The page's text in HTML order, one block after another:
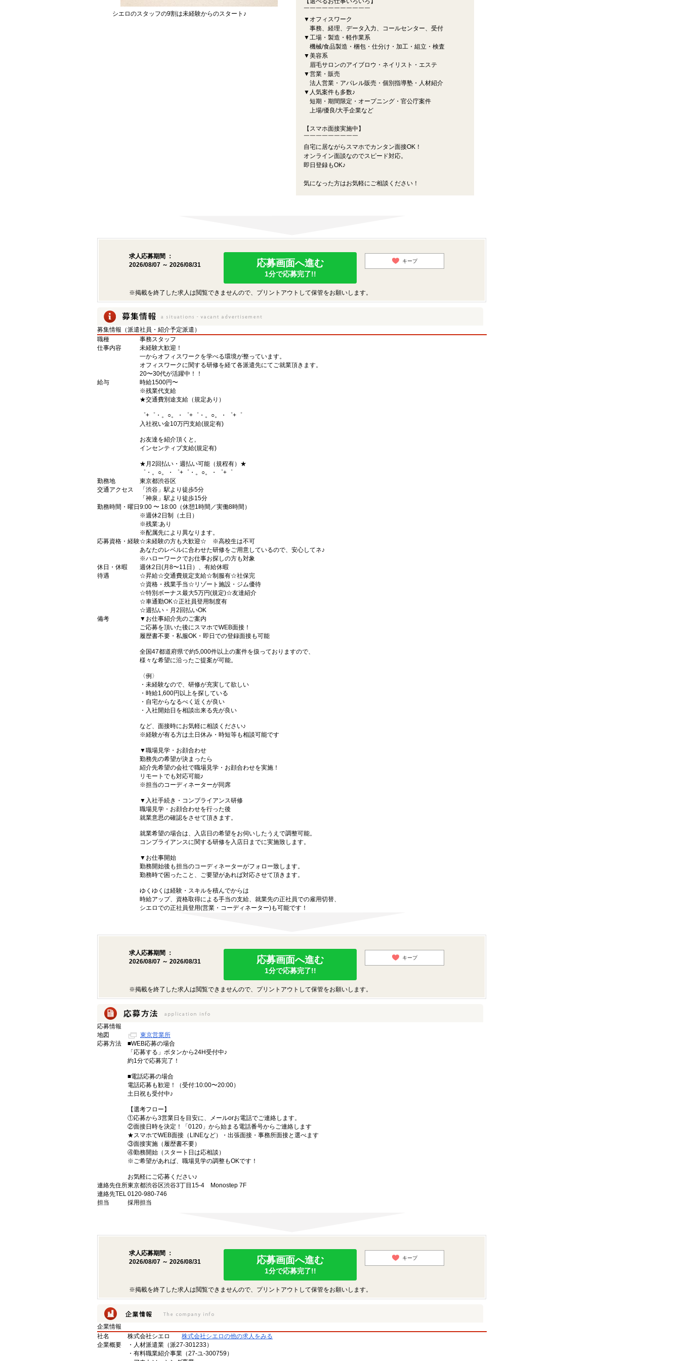
シエロのスタッフの9割は未経験からのスタート♪
￣￣￣￣￣￣￣￣￣￣￣
▼オフィスワーク
事務、経理、データ入力、コールセンター、受付
▼工場・製造・軽作業系
機械/食品製造・梱包・仕分け・加工・組立・検査
▼美容系
眉毛サロンのアイブロウ・ネイリスト・エステ
▼営業・販売
法人営業・アパレル販売・個別指導塾・人材紹介
▼人気案件も多数♪
短期・期間限定・オープニング・官公庁案件
上場/優良/大手企業など
【スマホ面接実施中】
￣￣￣￣￣￣￣￣￣
自宅に居ながらスマホでカンタン面接OK！
オンライン面談なのでスピード対応。
即日登録もOK♪
気になった方はお気軽にご相談ください！
求人応募期間 ：
2026/08/07 ～ 2026/08/31
応募画面へ進む
1分で応募完了!!
キープ
※掲載を終了した求人は閲覧できませんので、プリントアウトして保管をお願いします。
募集情報（派遣社員・紹介予定派遣）
職種
事務スタッフ
仕事内容
未経験大歓迎！
一からオフィスワークを学べる環境が整っています。
オフィスワークに関する研修を経て各派遣先にてご就業頂きます。
20〜30代が活躍中！！
給与
時給1500円〜
※残業代支給
★交通費別途支給（規定あり）
゜+゜・。○。・゜+゜・。○。・゜+゜
入社祝い金10万円支給(規定有)
お友達を紹介頂くと,
インセンティブ支給(規定有)
★月2回払い・週払い可能（規程有）★
゜・。○。・゜+゜・。○。・゜+゜
勤務地
東京都渋谷区
交通アクセス
「渋谷」駅より徒歩5分
「神泉」駅より徒歩15分
勤務時間・曜日 9:00 〜 18:00（休憩1時間／実働8時間）
※週休2日制（土日）
※残業:あり
※配属先により異なります。
応募資格・経験☆未経験の方も大歓迎☆ ※高校生は不可
あなたのレベルに合わせた研修をご用意しているので、安心してネ♪
※ハローワークでお仕事お探しの方も対象
休日・休暇
週休2日(月8〜11日）、有給休暇
待遇
☆昇給☆交通費規定支給☆制服有☆社保完
☆資格・残業手当☆リゾート施設・ジム優待
☆特別ボーナス最大5万円(規定)☆友達紹介
☆車通勤OK☆正社員登用制度有
☆週払い・月2回払いOK
備考
▼お仕事紹介先のご案内
ご応募を頂いた後にスマホでWEB面接！
履歴書不要・私服OK・即日での登録面接も可能
全国47都道府県で約5,000件以上の案件を扱っておりますので、
様々な希望に沿ったご提案が可能。
〈例〉
・未経験なので、研修が充実して欲しい
・時給1,600円以上を探している
・自宅からなるべく近くが良い
・入社開始日を相談出来る先が良い
など、面接時にお気軽に相談ください♪
※経験が有る方は土日休み・時短等も相談可能です
▼職場見学・お顔合わせ
勤務先の希望が決まったら
紹介先希望の会社で職場見学・お顔合わせを実施！
リモートでも対応可能♪
※担当のコーディネーターが同席
▼入社手続き・コンプライアンス研修
職場見学・お顔合わせを行った後
就業意思の確認をさせて頂きます。
就業希望の場合は、入店日の希望をお伺いしたうえで調整可能。
コンプライアンスに関する研修を入店日までに実施致します。
▼お仕事開始
勤務開始後も担当のコーディネーターがフォロー致します。
勤務時で困ったこと、ご要望があれば対応させて頂きます。
ゆくゆくは経験・スキルを積んでからは
時給アップ、資格取得による手当の支給、就業先の正社員での雇用切替、
シエロでの正社員登用(営業・コーディネーター)も可能です！
求人応募期間 ：
2026/08/07 ～ 2026/08/31
応募画面へ進む
1分で応募完了!!
キープ
※掲載を終了した求人は閲覧できませんので、プリントアウトして保管をお願いします。
応募情報
地図
東京営業所
応募方法
■WEB応募の場合
「応募する」ボタンから24H受付中♪
約1分で応募完了！
■電話応募の場合
電話応募も歓迎！（受付:10:00〜20:00）
土日祝も受付中♪
【選考フロー】
①応募から3営業日を目安に、メールorお電話でご連絡します。
②面接日時を決定！「0120」から始まる電話番号からご連絡します
★スマホでWEB面接（LINEなど）・出張面接・事務所面接と選べます
③面接実施（履歴書不要）
④勤務開始（スタート日は応相談）
※ご希望があれば、職場見学の調整もOKです！
お気軽にご応募ください♪
連絡先住所東京都渋谷区渋谷3丁目15-4 Monostep 7F
連絡先TEL0120-980-746
担当
採用担当
求人応募期間 ：
2026/08/07 ～ 2026/08/31
応募画面へ進む
1分で応募完了!!
キープ
※掲載を終了した求人は閲覧できませんので、プリントアウトして保管をお願いします。
企業情報
社名
株式会社シエロ
株式会社シエロの他の求人をみる
企業概要
・人材派遣業（派27-301233）
・有料職業紹介事業（27-ユ-300759）